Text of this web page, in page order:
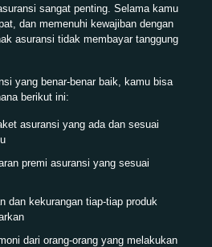
sangat penting. Selama kamu
dan memenuhi kewajiban dengan
asuransi tidak membayar tanggung
yang benar-benar baik, kamu bisa
berikut ini:
asuransi yang ada dan sesuai
premi asuransi yang sesuai
dan kekurangan tiap-tiap produk
dari orang-orang yang melakukan